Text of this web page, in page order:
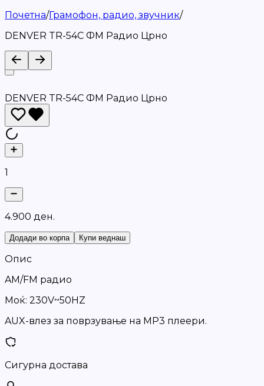
Почетна/Грамофон, радио, звучник/
DENVER TR-54C ФМ Радио Црно
DENVER TR-54C ФМ Радио Црно
1
4.900 ден.
Додади во корпа Купи веднаш
Опис
AM/FM радио
Моќ: 230V~50HZ
AUX-влез за поврзување на MP3 плеери.
Сигурна достава